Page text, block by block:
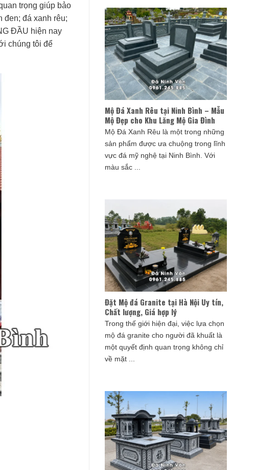
trọng giúp bảo
đá xanh rêu;
ĐẦU hiện nay
chúng tôi để
Mộ Đá Xanh Rêu tại Ninh Bình – Mẫu
Mộ Đẹp cho Khu Lăng Mộ Gia Đình
Mộ Đá Xanh Rêu là một trong những
sản phẩm được ưa chuộng trong lĩnh
vực đá mỹ nghệ tại Ninh Bình. Với
màu sắc ...
Đặt Mộ đá Granite tại Hà Nội Uy tín,
Chất lượng, Giá hợp lý
Trong thế giới hiện đại, việc lựa chọn
mộ đá granite cho người đã khuất là
một quyết định quan trọng không chỉ
về mặt ...